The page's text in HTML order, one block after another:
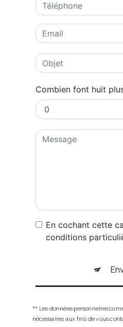
Combien font huit
En cochant cette
conditions
** Les données personnelles
nécessaires aux fins de vous